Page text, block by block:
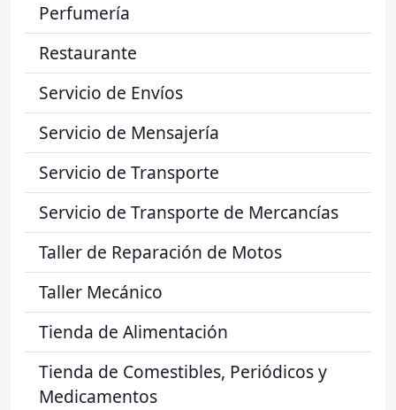
Perfumería
Restaurante
Servicio de Envíos
Servicio de Mensajería
Servicio de Transporte
Servicio de Transporte de Mercancías
Taller de Reparación de Motos
Taller Mecánico
Tienda de Alimentación
Tienda de Comestibles, Periódicos y
Medicamentos